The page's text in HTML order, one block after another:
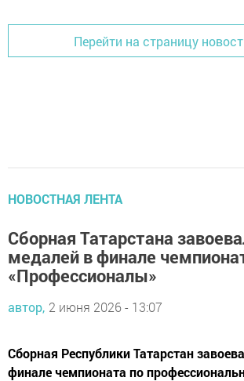
Перейти на страницу
НОВОСТНАЯ ЛЕНТА
Сборная Татарстана
медалей в финале
«Профессионалы»
автор, 2 июня 2026 - 13:07
Сборная Республики Татарстан
финале чемпионата по